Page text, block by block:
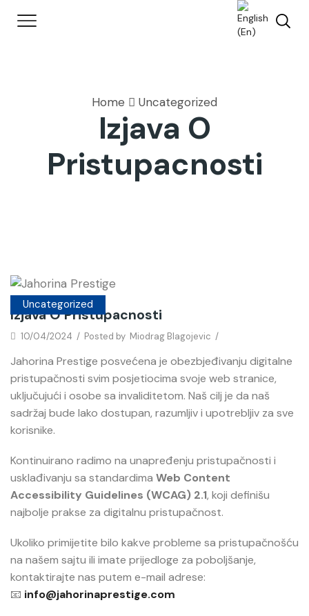
Home Uncategorized
Izjava O
Pristupacnosti
Uncategorized
Izjava O Pristupacnosti
10/04/2024 / Posted by Miodrag Blagojevic /
Jahorina Prestige posvećena je obezbjeđivanju digitalne
pristupačnosti svim posjetiocima svoje web stranice,
uključujući i osobe sa invaliditetom. Naš cilj je da naš
sadržaj bude lako dostupan, razumljiv i upotrebljiv za sve
korisnike.
Kontinuirano radimo na unapređenju pristupačnosti i
usklađivanju sa standardima Web Content
Accessibility Guidelines (WCAG) 2.1, koji definišu
najbolje prakse za digitalnu pristupačnost.
Ukoliko primijetite bilo kakve probleme sa pristupačnošću
na našem sajtu ili imate prijedloge za poboljšanje,
kontaktirajte nas putem e-mail adrese:
📧 info@jahorinaprestige.com